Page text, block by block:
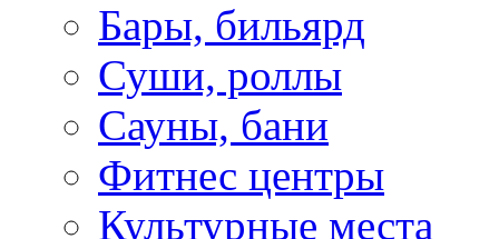
Бары, бильярд
Суши, роллы
Сауны, бани
Фитнес центры
Культурные места